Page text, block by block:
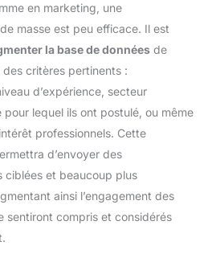
en marketing, une
masse est peu efficace. Il est
la base de données de
critères pertinents :
d’expérience, secteur
pour lequel ils ont postulé, ou même
professionnels. Cette
d’envoyer des
ciblées et beaucoup plus
ainsi l’engagement des
sentiront compris et considérés